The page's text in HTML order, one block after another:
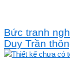
Bức tranh
Duy Trần